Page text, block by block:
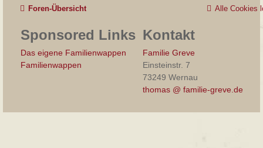
Foren-Übersicht Alle Cookies
Sponsored Links
Das eigene Familienwappen
Familienwappen
Kontakt
Familie Greve
Einsteinstr. 7
73249 Wernau
thomas @ familie-greve.de